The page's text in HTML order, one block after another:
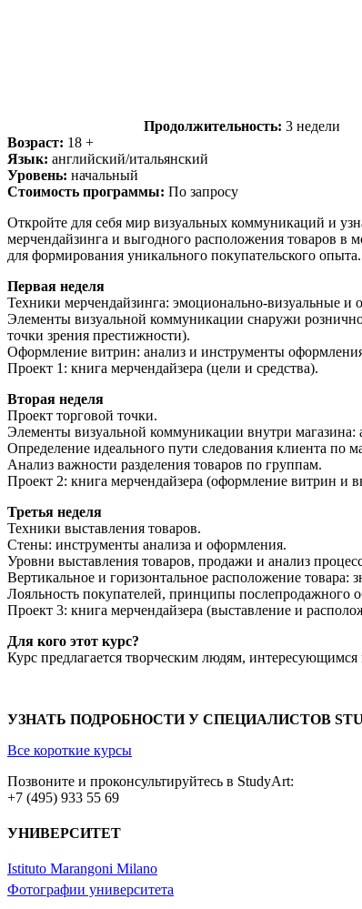
Продолжительность: 3 недели
Возраст: 18 +
Язык: английский/итальянский
Уровень: начальный
Стоимость программы: По запросу
Откройте для себя мир визуальных коммуникаций и
мерчендайзинга и выгодного расположения товаров
для формирования уникального покупательского опыта.
Первая неделя
Техники мерчендайзинга: эмоционально-визуальные и
Элементы визуальной коммуникации снаружи
точки зрения престижности).
Оформление витрин: анализ и инструменты
Проект 1: книга мерчендайзера (цели и средства).
Вторая неделя
Проект торговой точки.
Элементы визуальной коммуникации внутри магазина:
Определение идеального пути следования клиента по
Анализ важности разделения товаров по группам.
Проект 2: книга мерчендайзера (оформление витрин и
Третья неделя
Техники выставления товаров.
Стены: инструменты анализа и оформления.
Уровни выставления товаров, продажи и анализ
Вертикальное и горизонтальное расположение товара:
Лояльность покупателей, принципы послепродажного
Проект 3: книга мерчендайзера (выставление и
Для кого этот курс?
Курс предлагается творческим людям,
УЗНАТЬ ПОДРОБНОСТИ У СПЕЦИАЛИСТОВ
Все короткие курсы
Позвоните и проконсультируйтесь в StudyArt:
+7 (495) 933 55 69
УНИВЕРСИТЕТ
Istituto Marangoni Milano
Фотографии университета